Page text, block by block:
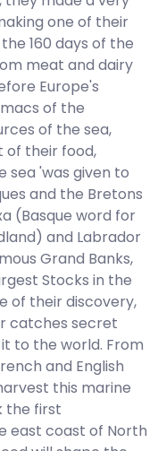
one of their
160 days of the
meat and dairy
Europe's
of the
of the sea,
of their food,
sea 'was given to
and the Bretons
(Basque word for
and Labrador
Grand Banks,
Stocks in the
of their discovery,
catches secret
to the world. From
and English
this marine
the first
east coast of North